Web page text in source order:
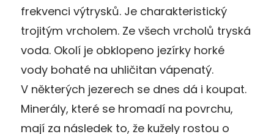
frekvenci výtrysků. Je charakteristický
trojitým vrcholem. Ze všech vrcholů tryská
voda. Okolí je obklopeno jezírky horké
vody bohaté na uhličitan vápenatý.
V některých jezerech se dnes dá i koupat.
Minerály, které se hromadí na povrchu,
mají za následek to, že kužely rostou o